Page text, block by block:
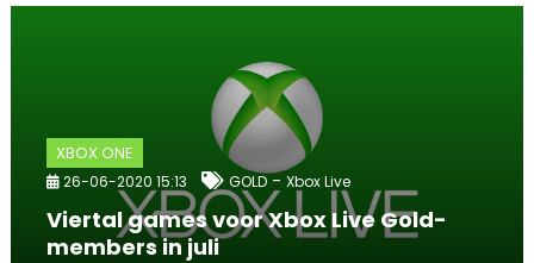
XBOX ONE
26-06-2020 15:13 GOLD-Xbox Live
Viertal games voor Xbox Live Gold-
members in juli